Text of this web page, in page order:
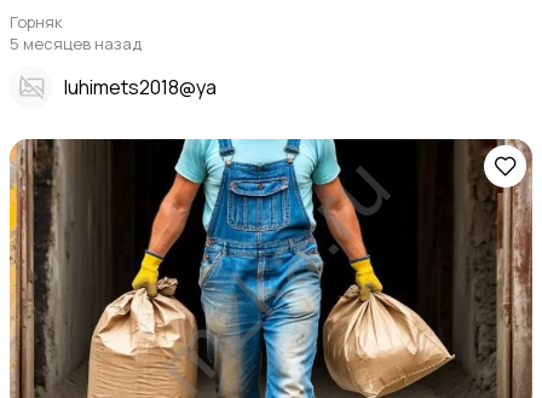
Горняк
5 месяцев назад
Iuhimets2018@ya